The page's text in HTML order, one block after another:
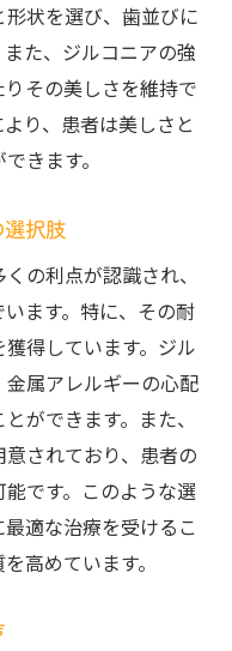
ルコニアの魅力
るジルコニア作品
る職人技
の歴史
可能性
しい笑顔
用事例
の実力
を持つ人々
ニアの未来
理的効果
クス体験のすすめ
コニア治療の流れ
コニア相談
状を選び、歯並びに
た、ジルコニアの強
その美しさを維持で
り、患者は美しさと
きます。
択肢
の利点が認識され、
ます。特に、その耐
得しています。ジル
属アレルギーの心配
ができます。また、
されており、患者の
です。このような選
適な治療を受けるこ
高めています。